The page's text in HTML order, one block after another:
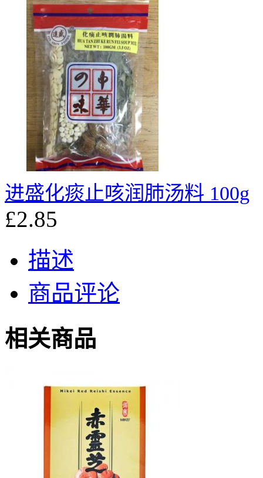
进盛化痰止咳润肺汤料 100g
£2.85
描述
商品评论
相关商品